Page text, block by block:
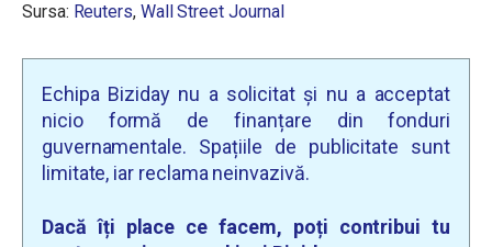
Sursa: Reuters, Wall Street Journal
Echipa Biziday nu a solicitat și nu a acceptat
nicio formă de finanțare din fonduri
guvernamentale. Spațiile de publicitate sunt
limitate, iar reclama neinvazivă.
Dacă îți place ce facem, poți contribui tu